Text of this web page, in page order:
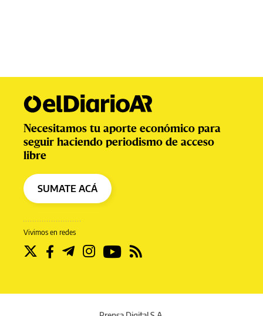
Vivimos en redes
Necesitamos tu aporte económico para
seguir haciendo periodismo de acceso
libre
SUMATE ACÁ